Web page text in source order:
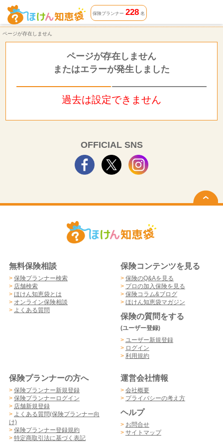
ページが存在しません | ほけん知恵袋
保険プランナー 228名
ページが存在しません
ページが存在しません
またはエラーが発生しました
過去は設定できません
OFFICIAL SNS
無料保険相談
> 保険プランナー検索
> 店舗検索
> ほけん知恵袋とは
> オンライン保険相談
> よくある質問
保険コンテンツを見る
> 保険のQ&Aを見る
> プロの加入保険を見る
> 保険コラム&ブログ
> ほけん知恵袋マガジン
保険の質問をする
(ユーザー登録)
> ユーザー新規登録
> ログイン
> 利用規約
保険プランナーの方へ
> 保険プランナー新規登録
> 保険プランナーログイン
> 店舗新規登録
> よくある質問(保険プランナー向
け)
> 保険プランナー登録規約
> 特定商取引法に基づく表記
運営会社情報
> 会社概要
> プライバシーの考え方
ヘルプ
> お問合せ
> サイトマップ